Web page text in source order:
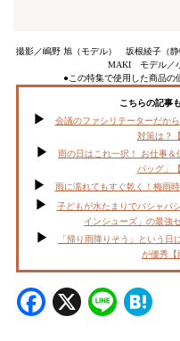
撮影／嶋野 旭（モデル） 坂根綾子（
MAKI モデル／
●この特集で使用した商品の
こちらの記事
会議のファシリテーターだか
対策は？
雨の日はこれ一択！ お仕事
バッグ」
雨に濡れてもすぐ乾く！梅雨
子どもが水たまりでバシャバ
インシューズ」の最強
「帰り雨降りそう」という日
が優秀【
Facebook
X Line